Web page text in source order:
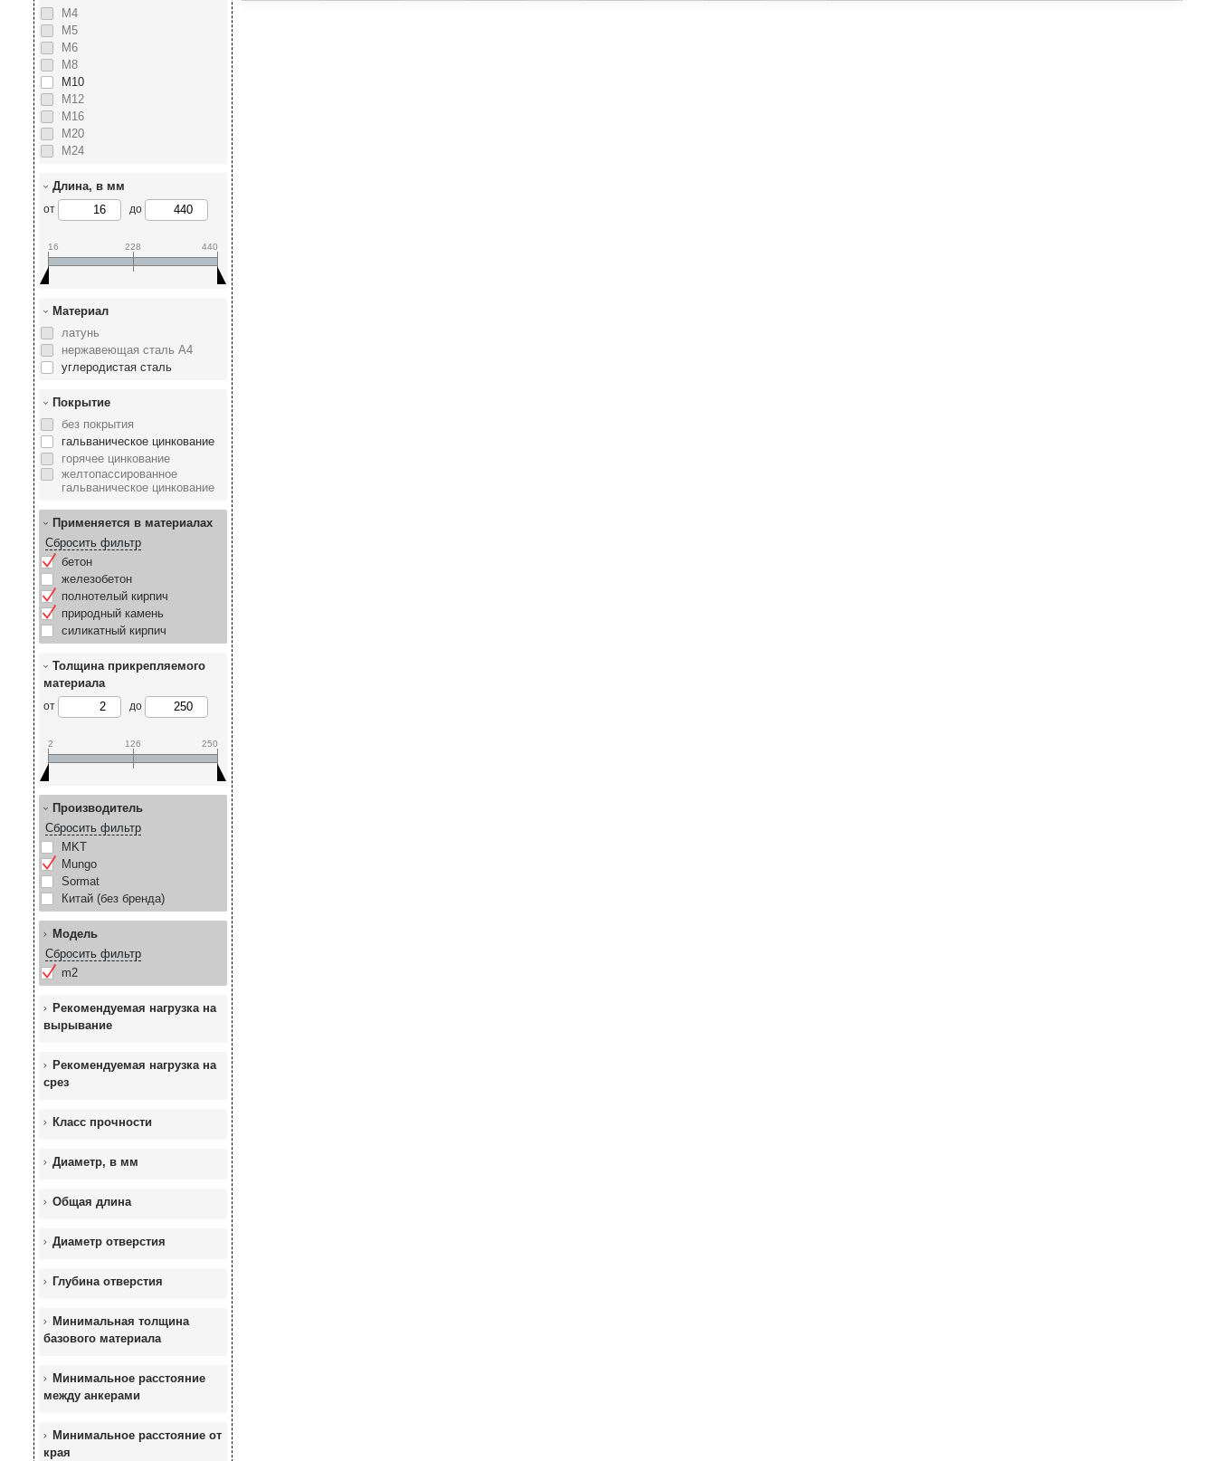
М4
М5
М6
М8
М10
М12
М16
М20
М24
Длина, в мм
от до
16 228 440
Материал
латунь
нержавеющая сталь А4
углеродистая сталь
Покрытие
без покрытия
гальваническое цинкование
горячее цинкование
желтопассированное
гальваническое цинкование
Применяется в материалах
Сбросить фильтр
бетон
железобетон
полнотелый кирпич
природный камень
силикатный кирпич
Толщина прикрепляемого
материала
от до
2 126 250
Производитель
Сбросить фильтр
MKT
Mungo
Sormat
Китай (без бренда)
Модель
Сбросить фильтр
m2
Рекомендуемая нагрузка на
вырывание
Рекомендуемая нагрузка на
срез
Класс прочности
Диаметр, в мм
Общая длина
Диаметр отверстия
Глубина отверстия
Минимальная толщина
базового материала
Минимальное расстояние
между анкерами
Минимальное расстояние от
края